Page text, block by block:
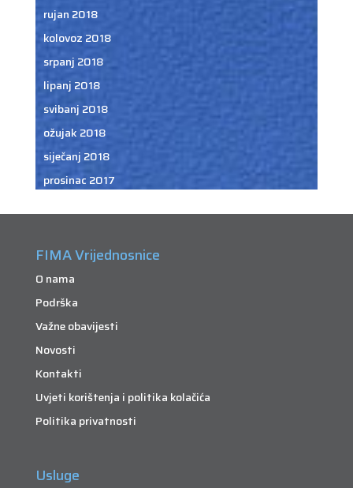
rujan 2018
kolovoz 2018
srpanj 2018
lipanj 2018
svibanj 2018
ožujak 2018
siječanj 2018
prosinac 2017
FIMA Vrijednosnice
O nama
Podrška
Važne obavijesti
Novosti
Kontakti
Uvjeti korištenja i politika kolačića
Politika privatnosti
Usluge